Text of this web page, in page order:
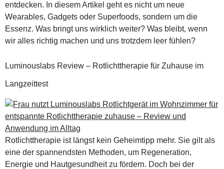
entdecken. In diesem Artikel geht es nicht um neue
Wearables, Gadgets oder Superfoods, sondern um die
Essenz. Was bringt uns wirklich weiter? Was bleibt, wenn
wir alles richtig machen und uns trotzdem leer fühlen?
Luminouslabs Review – Rotlichttherapie für Zuhause im
Langzeittest
Rotlichttherapie ist längst kein Geheimtipp mehr. Sie gilt als
eine der spannendsten Methoden, um Regeneration,
Energie und Hautgesundheit zu fördern. Doch bei der